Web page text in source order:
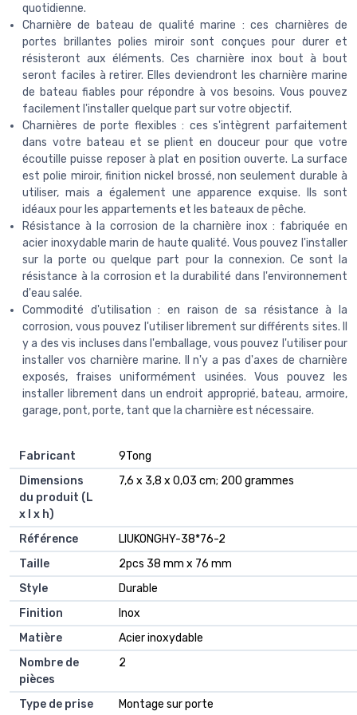
quotidienne.
Charnière de bateau de qualité marine : ces charnières de
portes brillantes polies miroir sont conçues pour durer et
résisteront aux éléments. Ces charnière inox bout à bout
seront faciles à retirer. Elles deviendront les charnière marine
de bateau fiables pour répondre à vos besoins. Vous pouvez
facilement l'installer quelque part sur votre objectif.
Charnières de porte flexibles : ces s'intègrent parfaitement
dans votre bateau et se plient en douceur pour que votre
écoutille puisse reposer à plat en position ouverte. La surface
est polie miroir, finition nickel brossé, non seulement durable à
utiliser, mais a également une apparence exquise. Ils sont
idéaux pour les appartements et les bateaux de pêche.
Résistance à la corrosion de la charnière inox : fabriquée en
acier inoxydable marin de haute qualité. Vous pouvez l'installer
sur la porte ou quelque part pour la connexion. Ce sont la
résistance à la corrosion et la durabilité dans l'environnement
d'eau salée.
Commodité d'utilisation : en raison de sa résistance à la
corrosion, vous pouvez l'utiliser librement sur différents sites. Il
y a des vis incluses dans l'emballage, vous pouvez l'utiliser pour
installer vos charnière marine. Il n'y a pas d'axes de charnière
exposés, fraises uniformément usinées. Vous pouvez les
installer librement dans un endroit approprié, bateau, armoire,
garage, pont, porte, tant que la charnière est nécessaire.
Fabricant
‎9Tong
Dimensions
du produit (L
x l x h)
‎7,6 x 3,8 x 0,03 cm; 200 grammes
Référence
‎LIUKONGHY-38*76-2
Taille
‎2pcs 38 mm x 76 mm
Style
‎Durable
Finition
‎Inox
Matière
‎Acier inoxydable
Nombre de
pièces
‎2
Type de prise
‎Montage sur porte